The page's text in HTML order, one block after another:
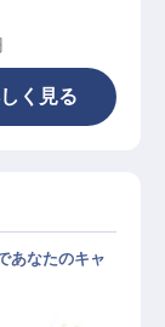
く見る
あなたのキャ